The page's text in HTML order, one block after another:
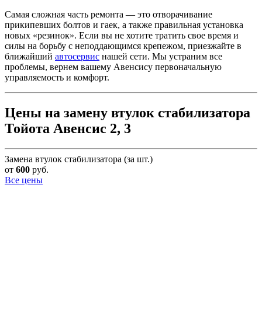
Самая сложная часть ремонта — это отворачивание
прикипевших болтов и гаек, а также правильная установка
новых «резинок». Если вы не хотите тратить свое время и
силы на борьбу с неподдающимся крепежом, приезжайте в
ближайший автосервис нашей сети. Мы устраним все
проблемы, вернем вашему Авенсису первоначальную
управляемость и комфорт.
Цены на замену втулок стабилизатора
Тойота Авенсис 2, 3
Замена втулок стабилизатора (за шт.)
от 600 руб.
Все цены